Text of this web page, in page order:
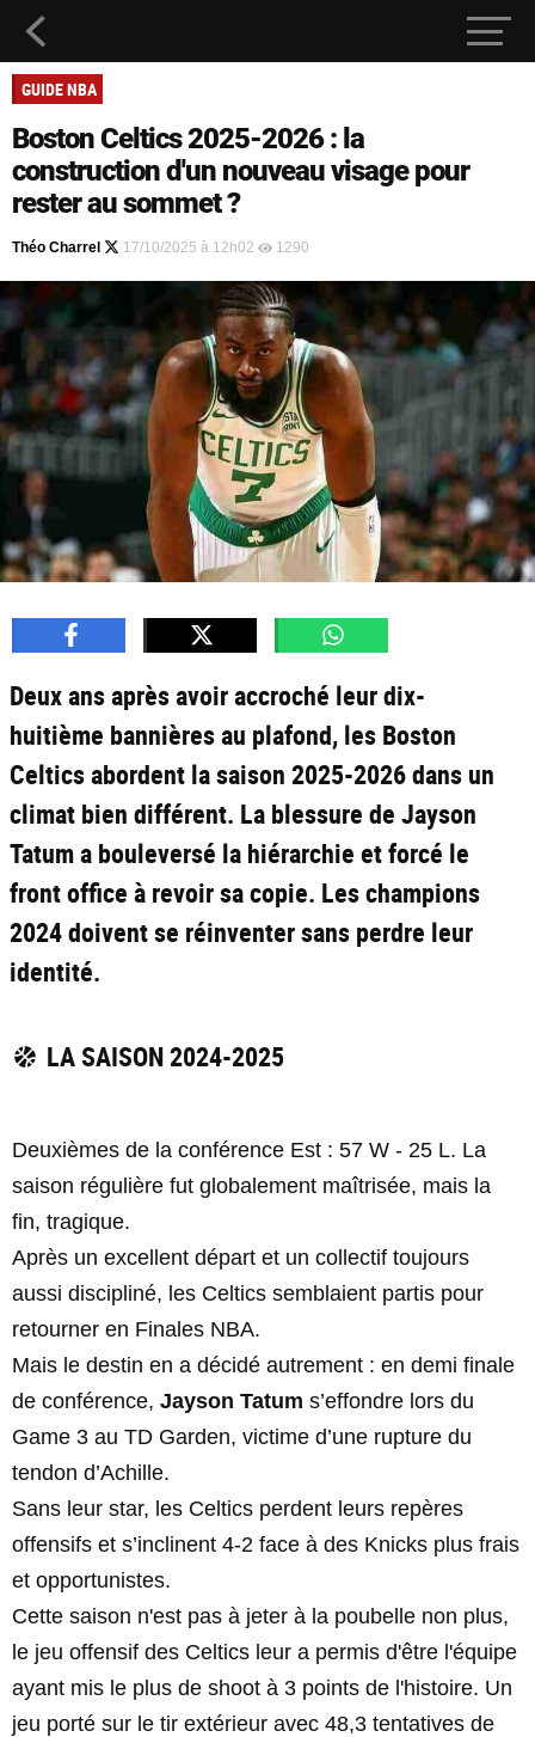
GUIDE NBA
Boston Celtics 2025-2026 : la
construction d'un nouveau visage pour
rester au sommet ?
Théo Charrel 17/10/2025 à 12h02 1290
Deux ans après avoir accroché leur dix-
huitième bannières au plafond, les Boston
Celtics abordent la saison 2025-2026 dans un
climat bien différent. La blessure de Jayson
Tatum a bouleversé la hiérarchie et forcé le
front office à revoir sa copie. Les champions
2024 doivent se réinventer sans perdre leur
identité.
LA SAISON 2024-2025
Deuxièmes de la conférence Est : 57 W - 25 L. La
saison régulière fut globalement maîtrisée, mais la
fin, tragique.
Après un excellent départ et un collectif toujours
aussi discipliné, les Celtics semblaient partis pour
retourner en Finales NBA.
Mais le destin en a décidé autrement : en demi finale
de conférence, Jayson Tatum s’effondre lors du
Game 3 au TD Garden, victime d’une rupture du
tendon d’Achille.
Sans leur star, les Celtics perdent leurs repères
offensifs et s’inclinent 4-2 face à des Knicks plus frais
et opportunistes.
Cette saison n'est pas à jeter à la poubelle non plus,
le jeu offensif des Celtics leur a permis d'être l'équipe
ayant mis le plus de shoot à 3 points de l'histoire. Un
jeu porté sur le tir extérieur avec 48,3 tentatives de